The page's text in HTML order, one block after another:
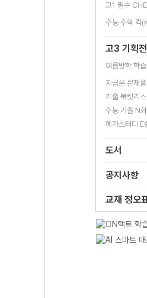
고1 필수
수능 수학 킥
고3 기획전
여름방학 학
지금은 문제
기출 북킷리
수능 기출 N
메가스터디 E
도서
공지사항
교재 정오